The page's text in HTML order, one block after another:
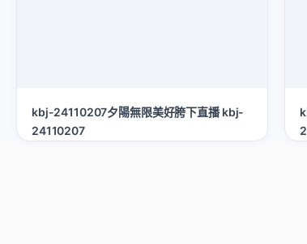
kbj-24110207夕陽無限美好胯下直播 kbj-
24110207